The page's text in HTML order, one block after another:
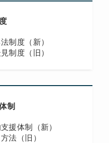
制度（新）
制度（旧）
制
援体制（新）
法（旧）